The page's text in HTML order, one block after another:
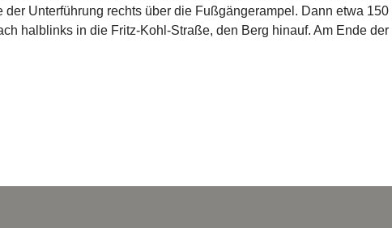
der Unterführung rechts über die Fußgängerampel. Dann etwa
halblinks in die Fritz-Kohl-Straße, den Berg hinauf. Am Ende